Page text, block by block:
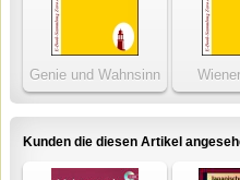
Genie und Wahnsinn
Kunden die diesen Artikel